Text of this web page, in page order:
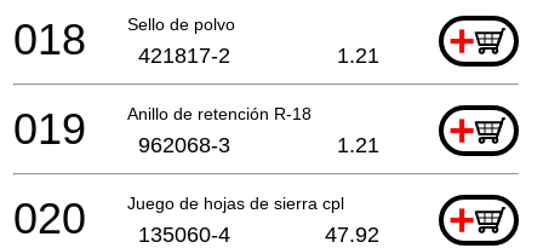
Sello de polvo +
018 421817-2 1.21
Anillo de retención R-18 +
019 962068-3 1.21
Juego de hojas de sierra cpl +
020 135060-4 47.92